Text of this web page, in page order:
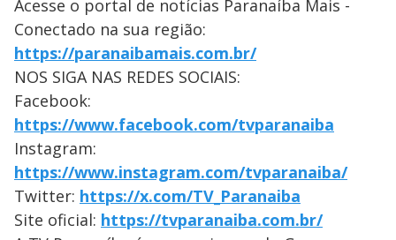
Acesse o portal de notícias Paranaíba Mais -
Conectado na sua região:
https://paranaibamais.com.br/
NOS SIGA NAS REDES SOCIAIS:
Facebook:
https://www.facebook.com/tvparanaiba
Instagram:
https://www.instagram.com/tvparanaiba/
Twitter: https://x.com/TV_Paranaiba
Site oficial: https://tvparanaiba.com.br/